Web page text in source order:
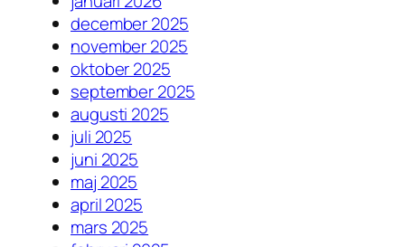
december 2025
november 2025
oktober 2025
september 2025
augusti 2025
juli 2025
juni 2025
maj 2025
april 2025
mars 2025